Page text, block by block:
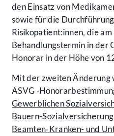
den Einsatz von
sowie für die
Risikopatient:innen, die am
Behandlungstermin in der
Honorar in der Höhe von
Mit der zweiten Änderung
ASVG -
Gewerblichen
Bauern-
Beamten‑Kranken- und